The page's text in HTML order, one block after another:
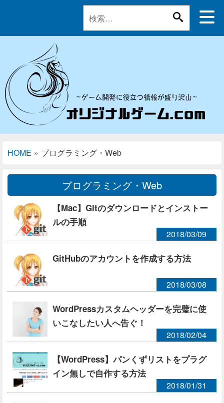
HOME » プログラミング・Web
プログラミング・Web
【Mac】Gitのダウンロードとインストー
ルの手順
2018/03/09
GitHubのアカウントを作成する方法
2018/03/08
WordPressカスタムヘッダーを完璧に使
いこなしたい人へ告ぐ！
2018/02/04
【WordPress】パンくずリストをプラグ
イン無しで自作する方法
2018/01/31